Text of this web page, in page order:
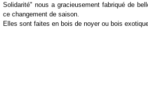
Solidarité" nous a gracieusement fabriqué de
ce changement de saison.
Elles sont faites en bois de noyer ou bois